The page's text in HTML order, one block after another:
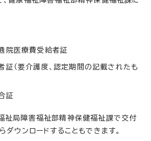
院医療費受給者証
証（要介護度、認定期間の記載されたも
証
祉局障害福祉部精神保健福祉課で交付
ダウンロードすることもできます。